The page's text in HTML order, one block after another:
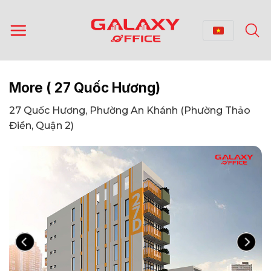
qua
nội
More ( 27 Quốc Hương)
27 Quốc Hương, Phường An Khánh (Phường Thảo
Điền, Quận 2)